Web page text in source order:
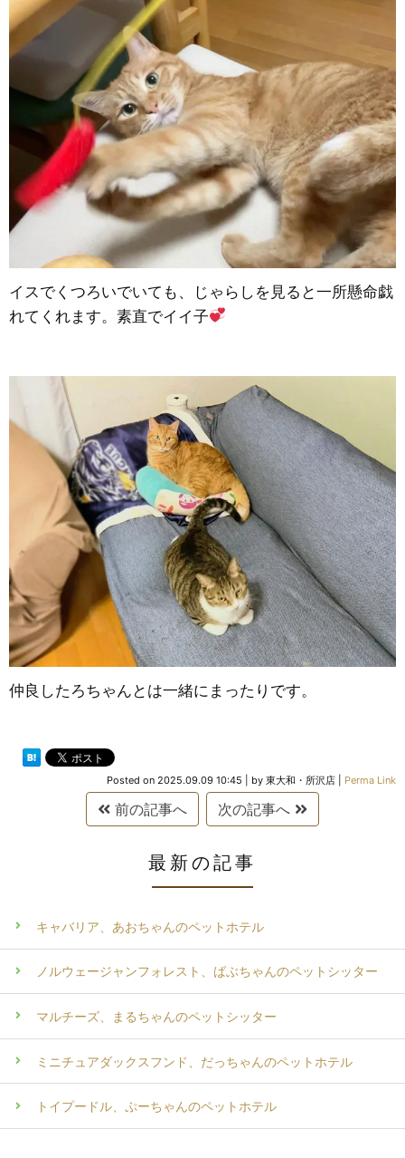
イスでくつろいでいても、じゃらしを見ると一所懸命戯
れてくれます。素直でイイ子
仲良したろちゃんとは一緒にまったりです。
Posted on 2025.09.09 10:45 by 東大和・所沢店 Perma Link
前の記事へ 次の記事へ
最新の記事
キャバリア、あおちゃんのペットホテル
ノルウェージャンフォレスト、ばぶちゃんのペットシッター
マルチーズ、まるちゃんのペットシッター
ミニチュアダックスフンド、だっちゃんのペットホテル
トイプードル、ぷーちゃんのペットホテル